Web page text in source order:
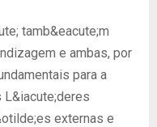
tamb&eacute;m
e ambas, por
para a
L&iacute;deres
externas e